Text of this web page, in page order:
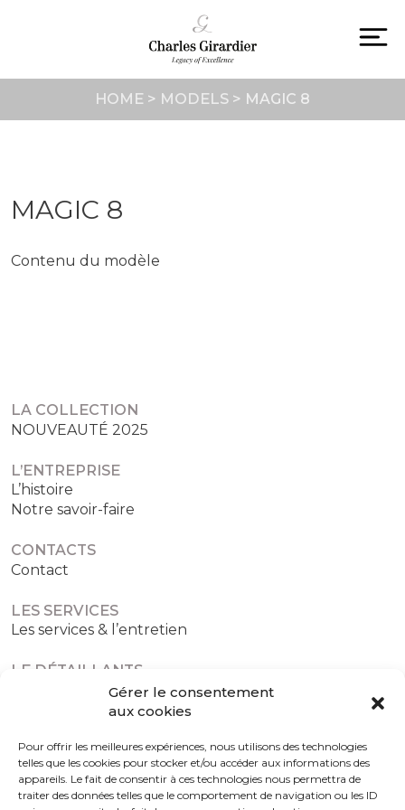
Gérer le consentement
aux cookies
Pour offrir les meilleures expériences, nous utilisons des technologies
telles que les cookies pour stocker et/ou accéder aux informations des
appareils. Le fait de consentir à ces technologies nous permettra de
traiter des données telles que le comportement de navigation ou les ID
HOME > MODELS > MAGIC 8
MAGIC 8
Contenu du modèle
LA COLLECTION
NOUVEAUTÉ 2025
L’ENTREPRISE
L’histoire
Notre savoir-faire
CONTACTS
Contact
LES SERVICES
Les services & l’entretien
LE DÉTAILLANTS
Les détaillants agréés
Politique de confidentialité Politique de cookies (UE)